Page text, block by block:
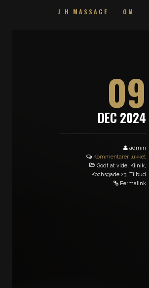
J H MASSAGE OM
09
DEC 2024
admin
Kommentarer lukket
Godt at vide, Klinik,
Kochsgade 23, Tilbud
Permalink